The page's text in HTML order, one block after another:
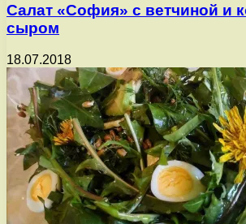
Салат «София» с ветчиной и
сыром
18.07.2018